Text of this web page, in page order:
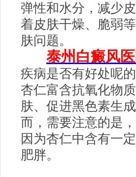
弹性和水分，减少
着皮肤干燥、脆弱
肤问题。
泰州白癜风
疾病是否有好处呢
杏仁富含抗氧化物
肤、促进黑色素生
而，需要注意的是
因为杏仁中含有一
肥胖。